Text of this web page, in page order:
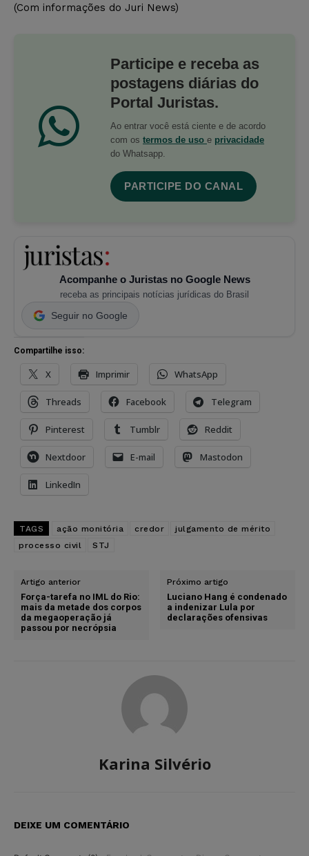
(Com informações do Juri News)
Participe e receba as
postagens diárias do
Portal Juristas.
Ao entrar você está ciente e de acordo
com os termos de uso e privacidade
do Whatsapp.
PARTICIPE DO CANAL
Acompanhe o Juristas no Google News
receba as principais notícias jurídicas do Brasil
Seguir no Google
Compartilhe isso:
X Imprimir WhatsApp
Threads Facebook Telegram
Pinterest Tumblr Reddit
Nextdoor E-mail Mastodon
LinkedIn
TAGS ação monitória credor
julgamento de mérito
processo civil
STJ
Artigo anterior
Força-tarefa no IML do Rio:
mais da metade dos corpos
da megaoperação já
passou por necrópsia
Próximo artigo
Luciano Hang é condenado
a indenizar Lula por
declarações ofensivas
Karina Silvério
DEIXE UM COMENTÁRIO